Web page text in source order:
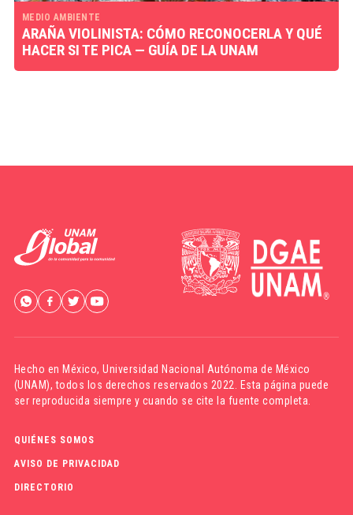
MEDIO AMBIENTE
ARAÑA VIOLINISTA: CÓMO RECONOCERLA Y QUÉ
HACER SI TE PICA — GUÍA DE LA UNAM
Hecho en México,Universidad Nacional Autónoma de México
(UNAM), todos los derechos reservados 2022. Esta página puede
ser reproducida siempre y cuando se cite la fuente completa.
QUIÉNES SOMOS
AVISO DE PRIVACIDAD
DIRECTORIO